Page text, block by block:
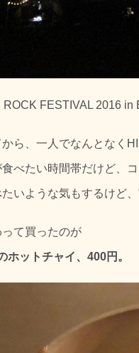
FESTIVAL 2016 in
ら、一人でなんとなく
べたい時間帯だけど、
いような気もするけど
て買ったのが
ホットチャイ、400円。